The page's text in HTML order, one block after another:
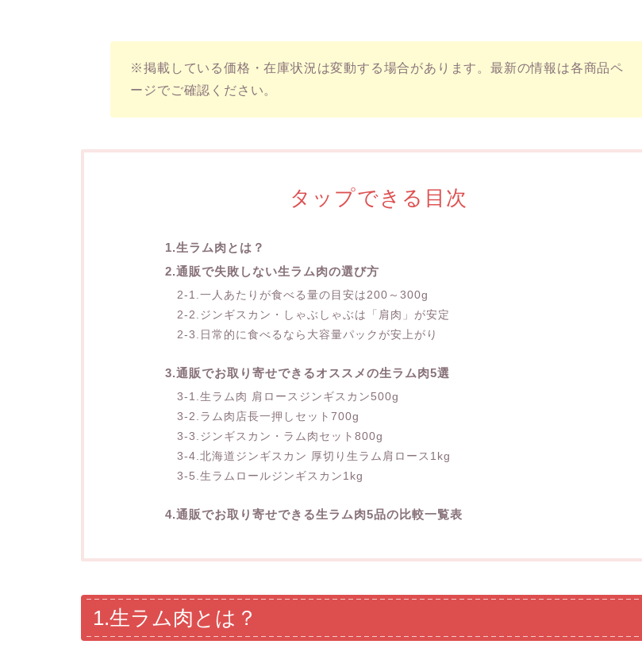
※掲載している価格・在庫状況は変動する場合があります。最新の情報は各商品ペ
ージでご確認ください。
タップできる目次
1.生ラム肉とは？
2.通販で失敗しない生ラム肉の選び方
2-1.一人あたりが食べる量の目安は200～300g
2-2.ジンギスカン・しゃぶしゃぶは「肩肉」が安定
2-3.日常的に食べるなら大容量パックが安上がり
3.通販でお取り寄せできるオススメの生ラム肉5選
3-1.生ラム肉 肩ロースジンギスカン500g
3-2.ラム肉店長一押しセット700g
3-3.ジンギスカン・ラム肉セット800g
3-4.北海道ジンギスカン 厚切り生ラム肩ロース1kg
3-5.生ラムロールジンギスカン1kg
4.通販でお取り寄せできる生ラム肉5品の比較一覧表
1.生ラム肉とは？